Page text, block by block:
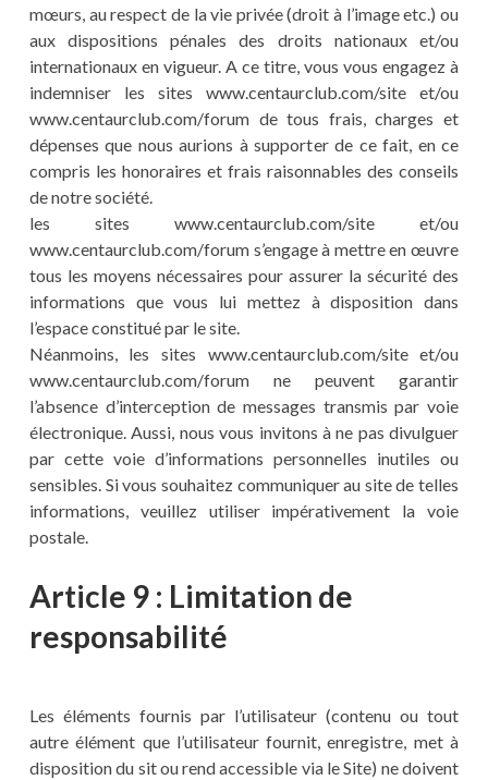
mœurs, au respect de la vie privée (droit à l’image etc.) ou
aux dispositions pénales des droits nationaux et/ou
internationaux en vigueur. A ce titre, vous vous engagez à
indemniser les sites www.centaurclub.com/site et/ou
www.centaurclub.com/forum de tous frais, charges et
dépenses que nous aurions à supporter de ce fait, en ce
compris les honoraires et frais raisonnables des conseils
de notre société.
les sites www.centaurclub.com/site et/ou
www.centaurclub.com/forum s’engage à mettre en œuvre
tous les moyens nécessaires pour assurer la sécurité des
informations que vous lui mettez à disposition dans
l’espace constitué par le site.
Néanmoins, les sites www.centaurclub.com/site et/ou
www.centaurclub.com/forum ne peuvent garantir
l’absence d’interception de messages transmis par voie
électronique. Aussi, nous vous invitons à ne pas divulguer
par cette voie d’informations personnelles inutiles ou
sensibles. Si vous souhaitez communiquer au site de telles
informations, veuillez utiliser impérativement la voie
postale.
Article 9 : Limitation de
responsabilité
Les éléments fournis par l’utilisateur (contenu ou tout
autre élément que l’utilisateur fournit, enregistre, met à
disposition du sit ou rend accessible via le Site) ne doivent